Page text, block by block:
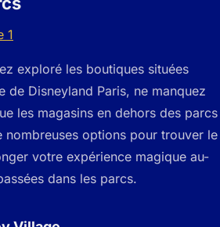
exploré les boutiques situées
de Disneyland Paris, ne manquez
les magasins en dehors des parcs
options pour trouver le
votre expérience magique au-
dans les parcs.